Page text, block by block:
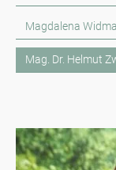
Magdalena
Mag. Dr. Helmut